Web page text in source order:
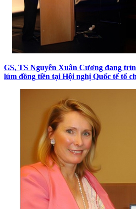
GS, TS Nguyễn Xuân Cương đang
lúm đồng tiền tại Hội nghị Quốc tế tổ